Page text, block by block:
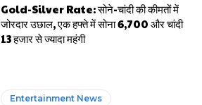
Gold-Silver Rate: सोने-चांदी की कीमतों में
जोरदार उछाल, एक हफ्ते में सोना ₹6,700 और चांदी
₹13 हजार से ज्यादा महंगी
Entertainment News